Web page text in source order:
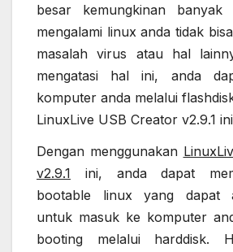
besar kemungkinan banyak
mengalami linux anda tidak
masalah virus atau hal
mengatasi hal ini, anda
komputer anda melalui
LinuxLive USB Creator v2.9.1
Dengan menggunakan
v2.9.1 ini, anda dapat
bootable linux yang dapat
untuk masuk ke komputer
booting melalui harddisk.